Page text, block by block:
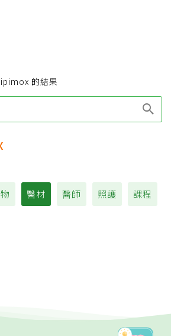
的結果
醫材 醫師 照護 課程